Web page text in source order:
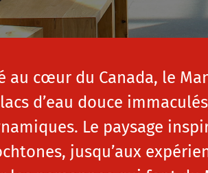
au cœur du Canada, le
lacs d’eau douce
Le paysage
jusqu’aux